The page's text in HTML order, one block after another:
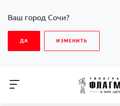
Ваш город Сочи?
ДА ИЗМЕНИТЬ